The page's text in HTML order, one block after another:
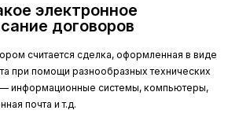
электронное
договоров
считается сделка, оформленная в виде
при помощи разнообразных технических
информационные системы, компьютеры,
почта и т.д.